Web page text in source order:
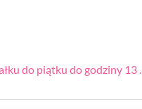
do piątku do godziny 13 .